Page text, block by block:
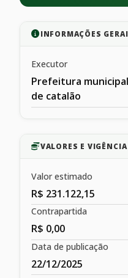
INFORMAÇÕES
Executor
Prefeitura municipal
de catalão
VALORES E VIGÊNCIA
Valor estimado
R$ 231.122,15
Contrapartida
R$ 0,00
Data de publicação
22/12/2025